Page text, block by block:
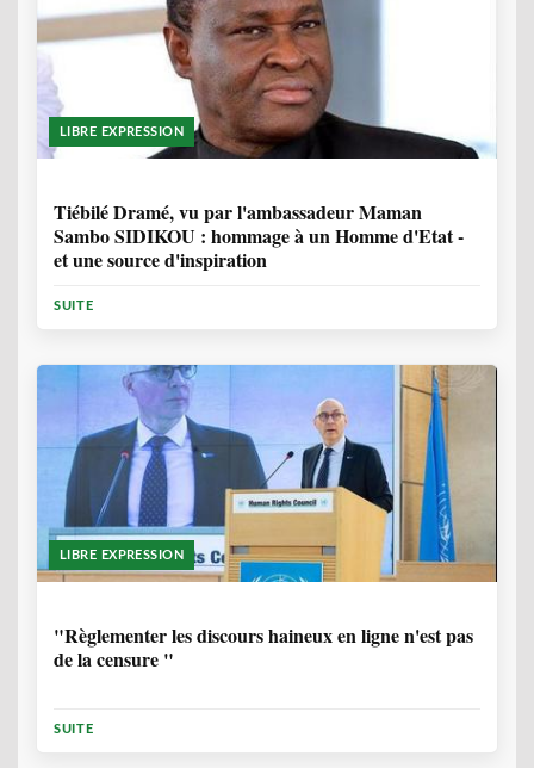
LIBRE EXPRESSION
Tiébilé Dramé, vu par l'ambassadeur Maman
Sambo SIDIKOU : hommage à un Homme d'Etat -
et une source d'inspiration
SUITE
LIBRE EXPRESSION
"Règlementer les discours haineux en ligne n'est pas
de la censure "
SUITE